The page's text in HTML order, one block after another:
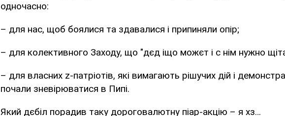
одночасно:
– для нас, щоб боялися та здавалися і припиняли опір;
– для колективного Заходу, що "дєд іщо можєт і с нім нужно
– для власних z-патріотів, які вимагають рішучих дій і
почали зневірюватися в Пипі.
Який дєбіл порадив таку дороговалютну піар-акцію – я хз…